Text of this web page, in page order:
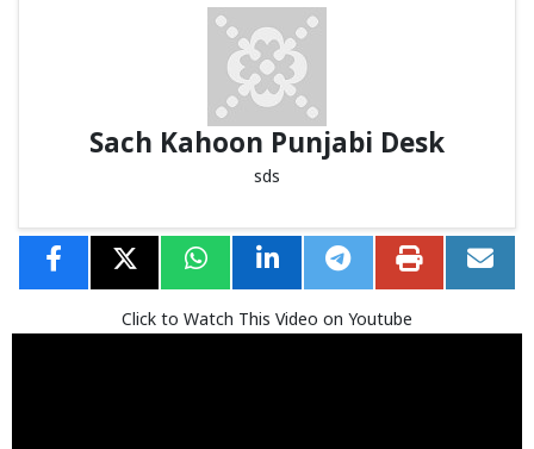
Sach Kahoon Punjabi Desk
sds
Click to Watch This Video on Youtube